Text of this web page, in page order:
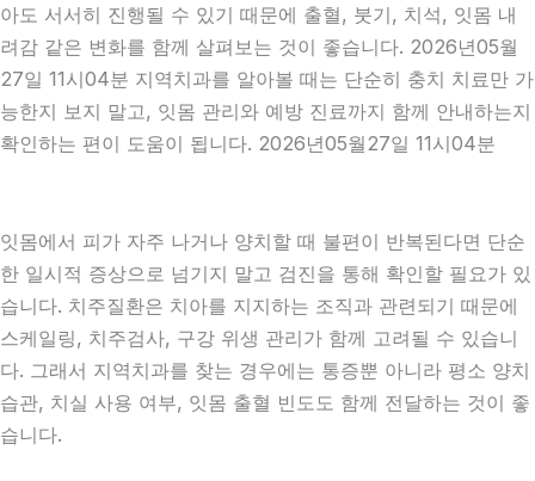
아도 서서히 진행될 수 있기 때문에 출혈, 붓기, 치석, 잇몸 내
려감 같은 변화를 함께 살펴보는 것이 좋습니다. 2026년05월
27일 11시04분 지역치과를 알아볼 때는 단순히 충치 치료만 가
능한지 보지 말고, 잇몸 관리와 예방 진료까지 함께 안내하는지
확인하는 편이 도움이 됩니다. 2026년05월27일 11시04분
잇몸에서 피가 자주 나거나 양치할 때 불편이 반복된다면 단순
한 일시적 증상으로 넘기지 말고 검진을 통해 확인할 필요가 있
습니다. 치주질환은 치아를 지지하는 조직과 관련되기 때문에
스케일링, 치주검사, 구강 위생 관리가 함께 고려될 수 있습니
다. 그래서 지역치과를 찾는 경우에는 통증뿐 아니라 평소 양치
습관, 치실 사용 여부, 잇몸 출혈 빈도도 함께 전달하는 것이 좋
습니다.